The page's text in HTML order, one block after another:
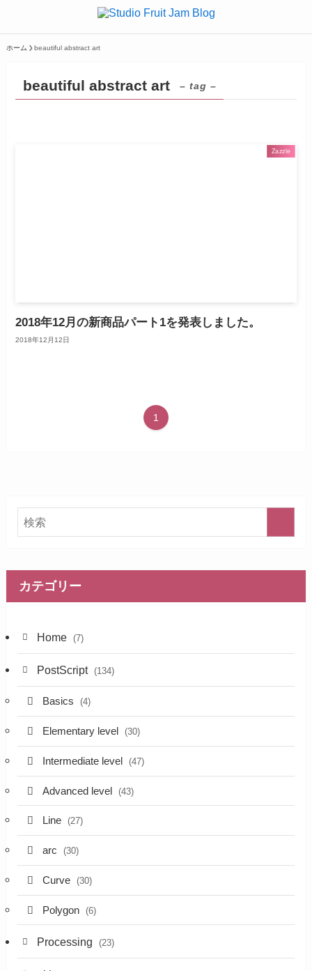
ホーム beautiful abstract art
beautiful abstract art – tag –
Zazzle
2018年12月の新商品パート1を発表しました。
2018年12月12日
1
カテゴリー
Home (7)
PostScript (134)
Basics (4)
Elementary level (30)
Intermediate level (47)
Advanced level (43)
Line (27)
arc (30)
Curve (30)
Polygon (6)
Processing (23)